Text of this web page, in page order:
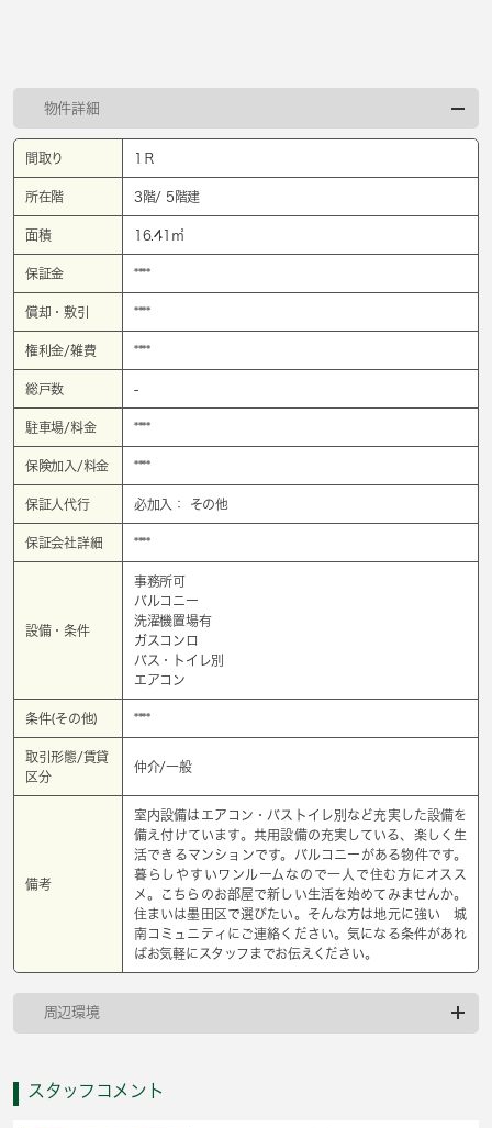
物件詳細
間取り 1Ｒ
所在階 3階/ 5階建
面積 16.41㎡
保証金 ****
償却・敷引 ****
権利金/雑費 ****
総戸数 -
駐車場/料金 ****
保険加入/料金 ****
保証人代行 必加入： その他
保証会社詳細 ****
設備・条件
事務所可
バルコニー
洗濯機置場有
ガスコンロ
バス・トイレ別
エアコン
条件(その他) ****
取引形態/賃貸
区分
仲介/一般
備考
室内設備はエアコン・バストイレ別など充実した設備を
備え付けています。共用設備の充実している、楽しく生
活できるマンションです。バルコニーがある物件です。
暮らしやすいワンルームなので一人で住む方にオスス
メ。こちらのお部屋で新しい生活を始めてみませんか。
住まいは墨田区で選びたい。そんな方は地元に強い 城
南コミュニティにご連絡ください。気になる条件があれ
ばお気軽にスタッフまでお伝えください。
周辺環境
スタッフコメント